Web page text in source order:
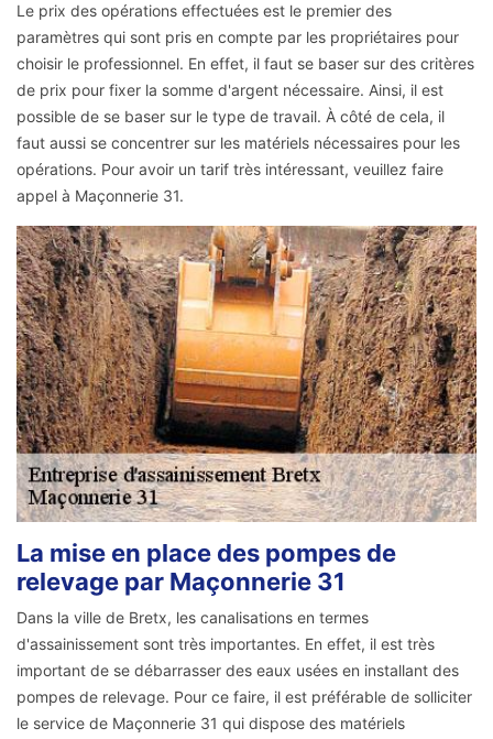
Le prix des opérations effectuées est le premier des
paramètres qui sont pris en compte par les propriétaires pour
choisir le professionnel. En effet, il faut se baser sur des critères
de prix pour fixer la somme d'argent nécessaire. Ainsi, il est
possible de se baser sur le type de travail. À côté de cela, il
faut aussi se concentrer sur les matériels nécessaires pour les
opérations. Pour avoir un tarif très intéressant, veuillez faire
appel à Maçonnerie 31.
La mise en place des pompes de
relevage par Maçonnerie 31
Dans la ville de Bretx, les canalisations en termes
d'assainissement sont très importantes. En effet, il est très
important de se débarrasser des eaux usées en installant des
pompes de relevage. Pour ce faire, il est préférable de solliciter
le service de Maçonnerie 31 qui dispose des matériels